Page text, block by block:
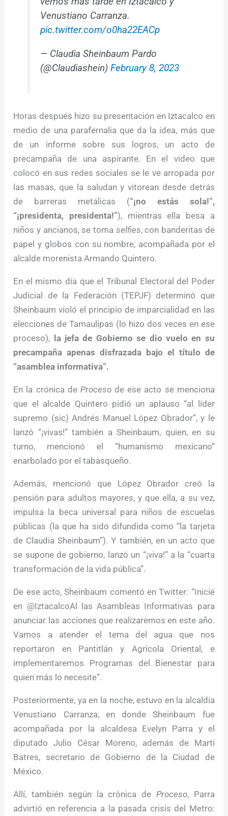
Venustiano Carranza.
pic.twitter.com/o0ha22EACp
— Claudia Sheinbaum Pardo
(@Claudiashein)February 8, 2023
Horas después hizo su presentación en Iztacalco en
medio de una parafernalia que da la idea, más que
de un informe sobre sus logros, un acto de
precampaña de una aspirante. En el video que
colocó en sus redes sociales se le ve arropada por
las masas, que la saludan y vitorean desde detrás
de barreras metálicas (“¡no estás sola!”,
“¡presidenta, presidenta!”), mientras ella besa a
niños y ancianos, se toma selfies, con banderitas de
papel y globos con su nombre, acompañada por el
alcalde morenista Armando Quintero.
En el mismo día que el Tribunal Electoral del Poder
Judicial de la Federación (TEPJF) determinó que
Sheinbaum violó el principio de imparcialidad en las
elecciones de Tamaulipas (lo hizo dos veces en ese
proceso),
la jefa de Gobierno se dio vuelo en su
precampaña apenas disfrazada bajo el título de
“asamblea informativa”.
En la crónica de Procesode ese acto se menciona
que el alcalde Quintero pidió un aplauso “al líder
supremo (sic) Andrés Manuel López Obrador”, y le
lanzó “¡vivas!” también a Sheinbaum, quien, en su
turno, mencionó el “humanismo mexicano”
enarbolado por el tabasqueño.
Además, mencionó que López Obrador creó la
pensión para adultos mayores, y que ella, a su vez,
impulsa la beca universal para niños de escuelas
públicas (la que ha sido difundida como “la tarjeta
de Claudia Sheinbaum”). Y también, en un acto que
se supone de gobierno, lanzó un “¡viva!” a la “cuarta
transformación de la vida pública”.
De ese acto, Sheinbaum comentó en Twitter: “Inicié
en @IztacalcoAl las Asambleas Informativas para
anunciar las acciones que realizaremos en este año.
Vamos a atender el tema del agua que nos
reportaron en Pantitlán y Agrícola Oriental, e
implementaremos Programas del Bienestar para
quien más lo necesite”.
Posteriormente, ya en la noche, estuvo en la alcaldía
Venustiano Carranza, en donde Sheinbaum fue
acompañada por la alcaldesa Evelyn Parra y el
diputado Julio César Moreno, además de Martí
Batres, secretario de Gobierno de la Ciudad de
México.
Allí, también según la crónica deProceso, Parra
advirtió en referencia a la pasada crisis del Metro: